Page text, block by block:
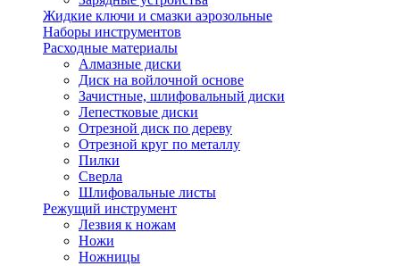
Жидкие ключи и смазки аэрозольные
Наборы инструментов
Расходные материалы
Алмазные диски
Диск на войлочной основе
Зачистные, шлифовальный диски
Лепестковые диски
Отрезной диск по дереву
Отрезной круг по металлу
Пилки
Сверла
Шлифовальные листы
Режущий инструмент
Лезвия к ножам
Ножи
Ножницы